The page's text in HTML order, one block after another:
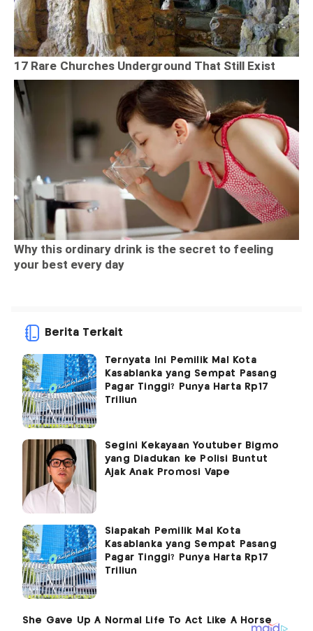
Berita Terkait
Ternyata Ini Pemilik Mal Kota
Kasablanka yang Sempat Pasang
Pagar Tinggi? Punya Harta Rp17
Triliun
Segini Kekayaan Youtuber Bigmo
yang Diadukan ke Polisi Buntut
Ajak Anak Promosi Vape
Siapakah Pemilik Mal Kota
Kasablanka yang Sempat Pasang
Pagar Tinggi? Punya Harta Rp17
Triliun